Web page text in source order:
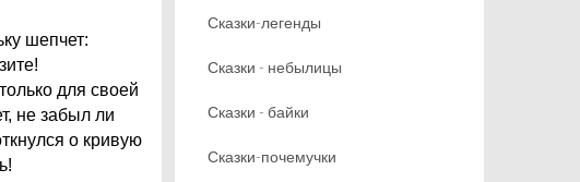
шепчет:
для своей
не забыл ли
о кривую
Сказки-легенды
Сказки - небылицы
Сказки - байки
Сказки-почемучки